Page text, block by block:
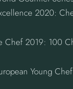
2020:
Chef 2019: 100
Young